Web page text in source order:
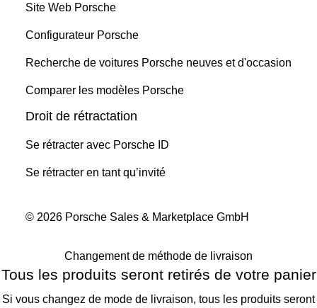
Site Web Porsche
Configurateur Porsche
Recherche de voitures Porsche neuves et d'occasion
Comparer les modèles Porsche
Droit de rétractation
Se rétracter avec Porsche ID
Se rétracter en tant qu’invité
© 2026 Porsche Sales & Marketplace GmbH
Changement de méthode de livraison
Tous les produits seront retirés de votre panier
Si vous changez de mode de livraison, tous les produits seront